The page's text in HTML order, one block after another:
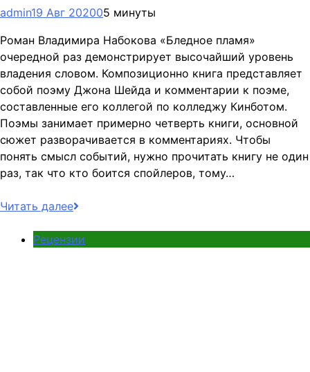
admin19 Авг 202005 минуты
Роман Владимира Набокова «Бледное пламя»
очередной раз демонстрирует высочайший уровень
владения словом. Композиционно книга представляет
собой поэму Джона Шейда и комментарии к поэме,
составленные его коллегой по колледжу Кинботом.
Поэмы занимает примерно четверть книги, основной
сюжет разворачивается в комментариях. Чтобы
понять смысл событий, нужно прочитать книгу не один
раз, так что кто боится спойлеров, тому…
Читать далее
Рецензии